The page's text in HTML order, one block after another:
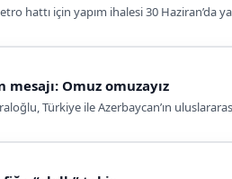
hattı için yapım ihalesi 30 Haziran’da
Omuz omuzayız
Türkiye ile Azerbaycan’ın